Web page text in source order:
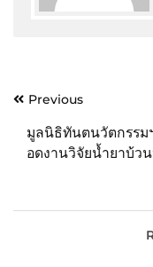
PostPrevious
มูลนิธิทันตนวัตกรรม
อดงานวิจัยน้ำยาบ้ว
สุขภาพช่องปาก